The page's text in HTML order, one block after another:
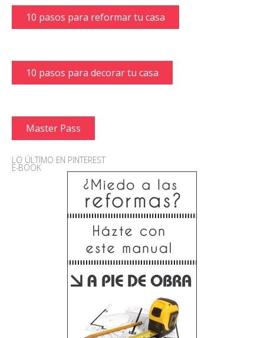
10 pasos para reformar tu casa
10 pasos para decorar tu casa
Master Pass
LO ÚLTIMO EN PINTEREST
E-BOOK